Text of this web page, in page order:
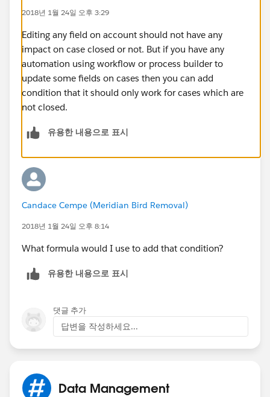
2018년 1월 24일 오후 3:29
Editing any field on account should not have any
impact on case closed or not. But if you have any
automation using workflow or process builder to
update some fields on cases then you can add
condition that it should only work for cases which are
not closed.
유용한 내용으로 표시
Candace Cempe (Meridian Bird Removal)
2018년 1월 24일 오후 8:14
What formula would I use to add that condition?
유용한 내용으로 표시
댓글 추가
답변을 작성하세요...
Data Management